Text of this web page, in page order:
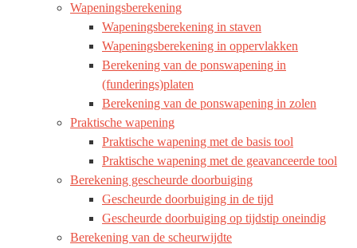
Wapeningsberekening
Wapeningsberekening in staven
Wapeningsberekening in oppervlakken
Berekening van de ponswapening in
(funderings)platen
Berekening van de ponswapening in zolen
Praktische wapening
Praktische wapening met de basis tool
Praktische wapening met de geavanceerde tool
Berekening gescheurde doorbuiging
Gescheurde doorbuiging in de tijd
Gescheurde doorbuiging op tijdstip oneindig
Berekening van de scheurwijdte